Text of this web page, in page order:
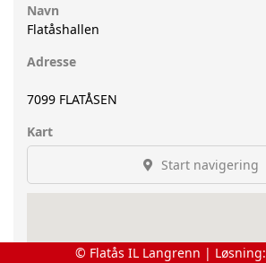
Navn
Flatåshallen
Adresse
7099 FLATÅSEN
Kart
Start navigering
© Flatås IL Langrenn | Løsning: